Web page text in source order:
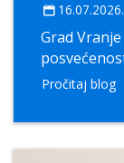
16.07.2026.
Grad
Pročitaj blog